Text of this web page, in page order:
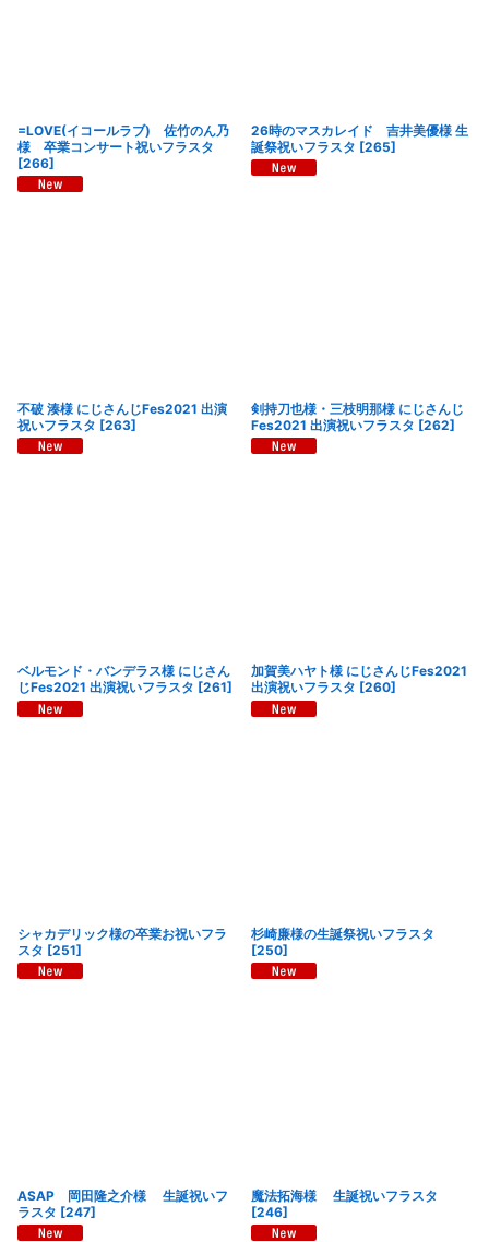
=LOVE(イコールラブ) 佐竹のん乃
様 卒業コンサート祝いフラスタ
[266]
26時のマスカレイド 吉井美優様 生
誕祭祝いフラスタ [265]
不破 湊様 にじさんじFes2021 出演
祝いフラスタ [263]
剣持刀也様・三枝明那様 にじさんじ
Fes2021 出演祝いフラスタ [262]
ベルモンド・バンデラス様 にじさん
じFes2021 出演祝いフラスタ [261]
加賀美ハヤト様 にじさんじFes2021
出演祝いフラスタ [260]
シャカデリック様の卒業お祝いフラ
スタ [251]
杉崎廉様の生誕祭祝いフラスタ
[250]
ASAP 岡田隆之介様 生誕祝いフ
ラスタ [247]
魔法拓海様 生誕祝いフラスタ
[246]